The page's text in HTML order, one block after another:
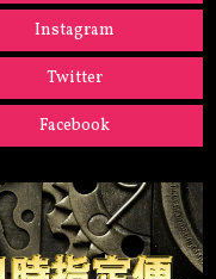
Instagram
Twitter
Facebook